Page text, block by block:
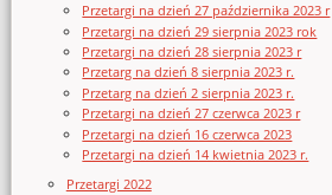
Przetargi na dzień 27 października 2023 r
Przetargi na dzień 29 sierpnia 2023 rok
Przetargi na dzień 28 sierpnia 2023 r
Przetarg na dzień 8 sierpnia 2023 r.
Przetarg na dzień 2 sierpnia 2023 r.
Przetargi na dzień 27 czerwca 2023 r
Przetargi na dzień 16 czerwca 2023
Przetargi na dzień 14 kwietnia 2023 r.
Przetargi 2022